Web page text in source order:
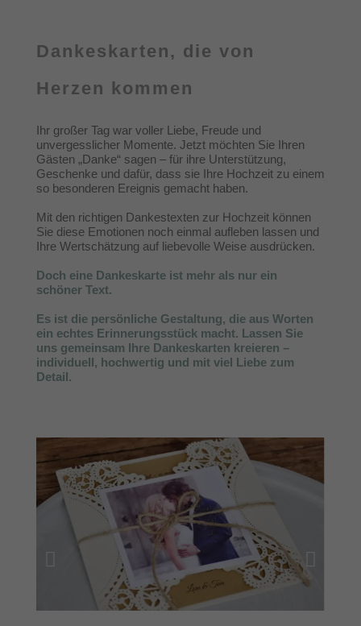
Dankeskarten, die von
Herzen kommen
Ihr großer Tag war voller Liebe, Freude und
unvergesslicher Momente. Jetzt möchten Sie Ihren
Gästen „Danke“ sagen – für ihre Unterstützung,
Geschenke und dafür, dass sie Ihre Hochzeit zu einem
so besonderen Ereignis gemacht haben.
Mit den richtigen Dankestexten zur Hochzeit können
Sie diese Emotionen noch einmal aufleben lassen und
Ihre Wertschätzung auf liebevolle Weise ausdrücken.
Doch eine Dankeskarte ist mehr als nur ein
schöner Text.
Es ist die persönliche Gestaltung, die aus Worten
ein echtes Erinnerungsstück macht. Lassen Sie
uns gemeinsam Ihre Dankeskarten kreieren –
individuell, hochwertig und mit viel Liebe zum
Detail.